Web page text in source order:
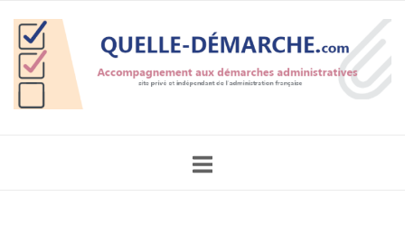
content
Home